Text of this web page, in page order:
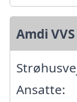
Amdi VVS
Ansatte: